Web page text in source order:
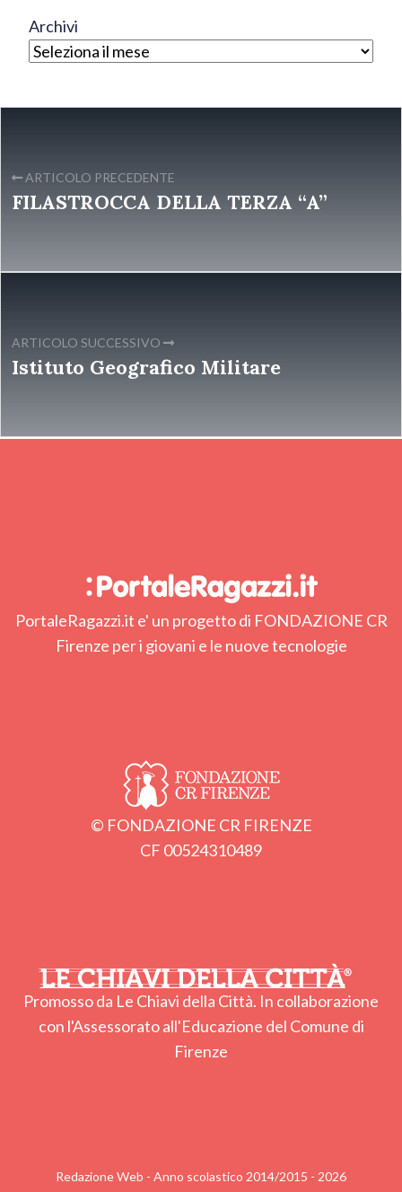
Archivi
ARTICOLO PRECEDENTE
FILASTROCCA DELLA TERZA “A”
ARTICOLO SUCCESSIVO
Istituto Geografico Militare
PortaleRagazzi.it e' un progetto di FONDAZIONE CR
Firenze per i giovani e le nuove tecnologie
© FONDAZIONE CR FIRENZE
CF 00524310489
Promosso da Le Chiavi della Città. In collaborazione
con l'Assessorato all'Educazione del Comune di
Firenze
Redazione Web - Anno scolastico 2014/2015 - 2026